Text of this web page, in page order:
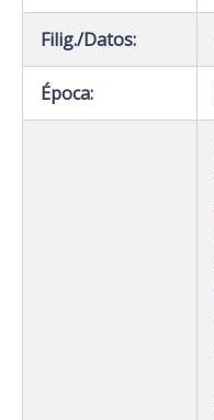
Filig./Datos:
Época: